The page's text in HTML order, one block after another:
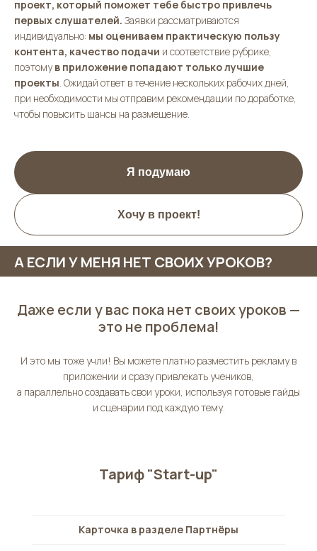
проект, который поможет тебе быстро привлечь
первых слушателей. Заявки рассматриваются
индивидуально: мы оцениваем практическую пользу
контента, качество подачи и соответствие рубрике,
поэтомув приложение попадают только лучшие
проекты. Ожидай ответ в течение нескольких рабочих дней,
при необходимости мы отправим рекомендации по доработке,
чтобы повысить шансы на размещение.
Я подумаю
Хочу в проект!
А ЕСЛИ У МЕНЯ НЕТ СВОИХ УРОКОВ?
Даже если у вас пока нет своих уроков —
это не проблема!
И это мы тоже учли! Вы можете платно разместить рекламу в
приложении и сразу привлекать учеников,
а параллельно создавать свои уроки, используя готовые гайды
и сценарии под каждую тему.
Тариф "Start-up"
Карточка в разделе Партнёры